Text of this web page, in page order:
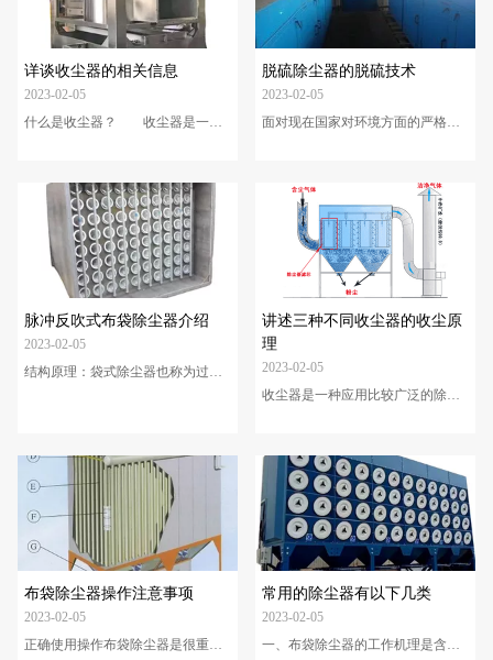
时处理，就会发展成为严重的问
题，到时不仅修理费用大，如应故
障被迫停产所造成经济损失将更
大。及时发现问题是很重要的，操
作人员每天对除尘系统进行巡检，
生，并...
离器和小型工业锅炉除尘用。2.湿
式除尘器用水作为除尘介质，除尘
效率一般可达95%以上。其中，文
丘里除尘器对微细粉尘除尘效率高
达99%以上，但能耗高。湿式除尘
详谈收尘器的相关信息
2023-02-05
什么是收尘器？ 收尘器是一种
器等。收尘器可用于颗粒尘收集，
废气处理量大，阻力小，适用于水
泥厂粉磨，烘干机、破碎机等工艺
设备的废气除尘，也可用于粮食、
冶金等行业的除尘。收尘器的原
理： 收尘器以收尘风机带动含
尘气体进入收尘器内部尘室，空气
通过滤袋后变得洁净由收尘风机排
出，而粉尘则被阻止，吸附在滤袋
尘器滤...
脱硫除尘器的脱硫技术
2023-02-05
面对现在国家对环境方面的严格要
倍感压力大，除尘行业流传这样一
句话“尘好除、硫难脱”，下面针对
这个俗语，我们进行讨论一下锅炉
脱硫除尘器在实际使用中的脱硫技
术： 1、由于浆液里的有机物及
微细粉尘富集，脱硫塔冒泡严重。
2、实际运行锅炉系统参数与设
计值偏差太大，出现效率降低、结
垢堵塞、无法满负荷运行。 3、
脱硫废水处理难以达标，部分...
脉冲反吹式布袋除尘器介绍
2023-02-05
结构原理：袋式除尘器也称为过滤
布纤维时因惯性力作用与纤维碰撞
而被拦截。细微的尘粒(粒径为1Lm
或更小)则受气体分子冲击(布朗运
动)不断改变着运动方向，由于纤维
间的空隙小于气体分子布朗运动的
自由路径，尘粒便与纤维碰撞接触
而被分离出来。其工作过程与滤料
的编织方法、纤维的密度及粉尘...
讲述三种不同收尘器的收尘原
理
2023-02-05
收尘器是一种应用比较广泛的除尘
绍袋式收尘器、脉冲袋式收尘器、
电收尘器的工作原理。 袋式收
尘器在开始滤尘时，气流和微小尘
粒大部分从滤袋径纬线间的空隙通
过。随着气体不断通过滤袋纤维间
隙，粗粒径的尘粒在滤袋纤维间隙
不断被截留，滤袋逐渐成为对粗细
尘粒都有效的过滤材料。大量的尘
粒被吸附于滤袋上形成“二次过滤介
布袋除尘器操作注意事项
2023-02-05
正确使用操作布袋除尘器是很重要
常用的除尘器有以下几类
2023-02-05
一、布袋除尘器的工作机理是含尘